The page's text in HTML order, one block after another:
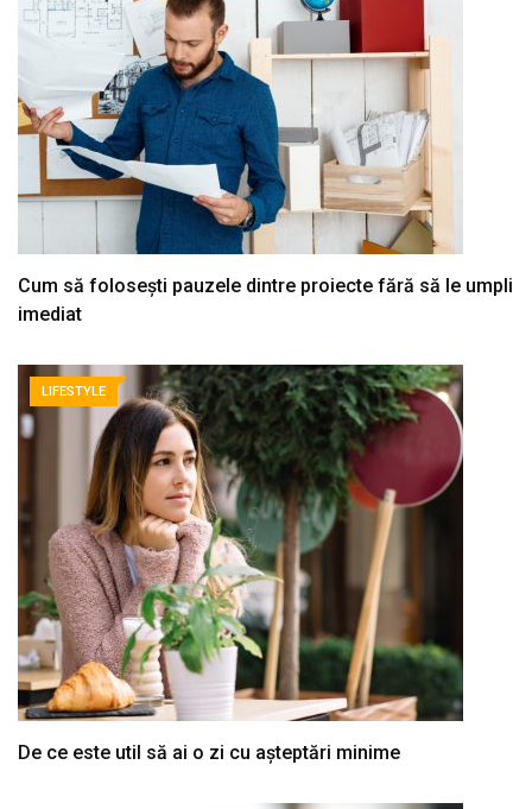
Cum să folosești pauzele dintre proiecte fără să le umpli
imediat
LIFESTYLE
De ce este util să ai o zi cu așteptări minime